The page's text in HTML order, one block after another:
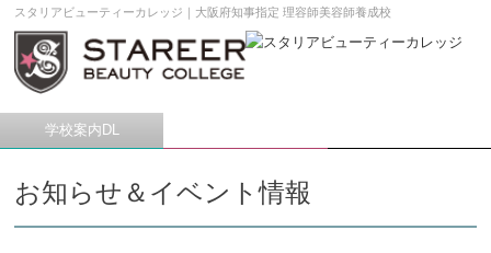
スタリアビューティーカレッジ｜大阪府知事指定 理容師美容師養成校
学校案内DL
お知らせ＆イベント情報